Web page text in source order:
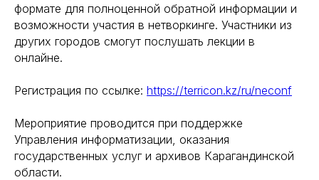
формате для полноценной обратной информации и
возможности участия в нетворкинге. Участники из
других городов смогут послушать лекции в
онлайне.
Регистрация по ссылке: https://terricon.kz/ru/neconf
Мероприятие проводится при поддержке
Управления информатизации, оказания
государственных услуг и архивов Карагандинской
области.